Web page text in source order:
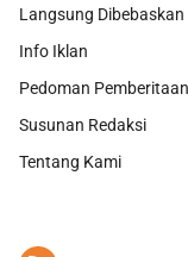
Langsung Dibebaskan
Info Iklan
Pedoman
Susunan Redaksi
Tentang Kami